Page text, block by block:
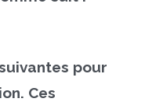
pour
Ces